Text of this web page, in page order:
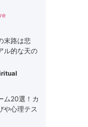
末路は悲
ル的な天の
ム20選！カ
や心理テス